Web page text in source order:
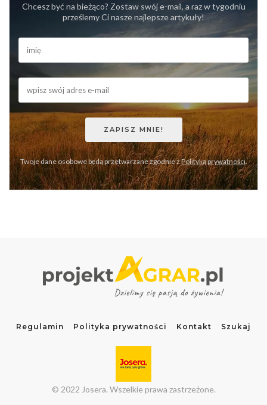
Chcesz być na bieżąco? Zostaw swój e-mail, a raz w tygodniu
prześlemy Ci nasze najlepsze artykuły!
Twoje dane osobowe będą przetwarzane zgodnie zPolityką prywatności.
Regulamin Polityka prywatności Kontakt Szukaj
© 2022 Josera. Wszelkie prawa zastrzeżone.